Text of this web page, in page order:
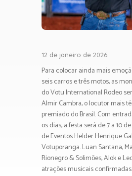
12 de janeiro de 2026
Para colocar ainda mais
seis carros e três motos, as
do Votu International Rodeo
Almir Cambra, o locutor mais
premiado do Brasil. Com
os dias, a festa será de 7 a 10
de Eventos Helder Henrique
Votuporanga. Luan Santana,
Rionegro & Solimões, Alok e
atrações musicais confirmadas.